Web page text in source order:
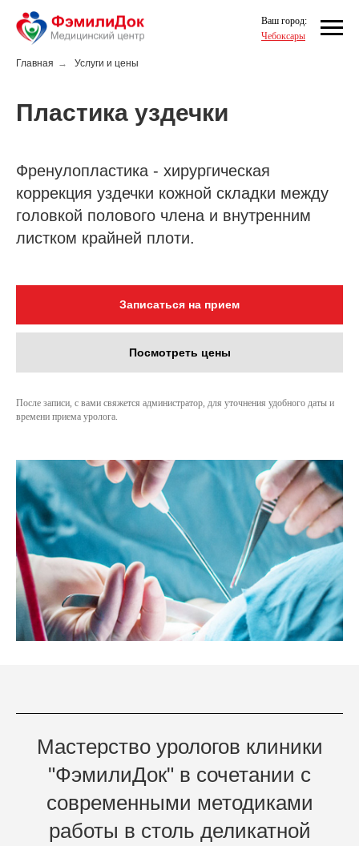
Ваш город:
Чебоксары
Главная → Услуги и цены
Пластика уздечки
Френулопластика - хирургическая
коррекция уздечки кожной складки между
головкой полового члена и внутренним
листком крайней плоти.
Записаться на прием
Посмотреть цены
После записи, с вами свяжется администратор, для уточнения удобного даты и
времени приема уролога.
Мастерство урологов клиники
"ФэмилиДок" в сочетании с
современными методиками
работы в столь деликатной